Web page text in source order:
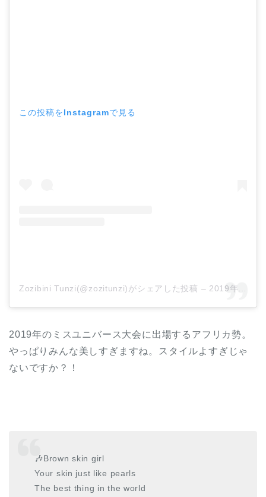
この投稿をInstagramで見る
Zozibini Tunzi(@zozitunzi)がシェアした投稿 – 2019年12月月1日午前6時38分PST
2019年のミスユニバース大会に出場するアフリカ勢。
やっぱりみんな美しすぎますね。スタイルよすぎじゃ
ないですか？！
🎶Brown skin girl
Your skin just like pearls
The best thing in the world